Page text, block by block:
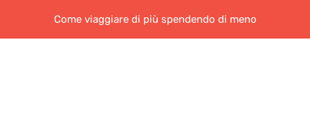
Come viaggiare di più spendendo di meno